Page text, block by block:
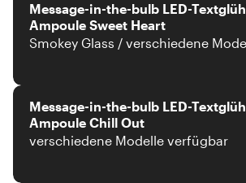
Message-in-the-bulb LED-
Ampoule Sweet Heart
Smokey Glass / verschiedene
Message-in-the-bulb LED-
Ampoule Chill Out
verschiedene Modelle verfügbar